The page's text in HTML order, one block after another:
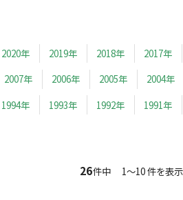
2020年 2019年 2018年 2017年
2007年 2006年 2005年 2004年
1994年 1993年 1992年 1991年
26件中 1～10 件を表示